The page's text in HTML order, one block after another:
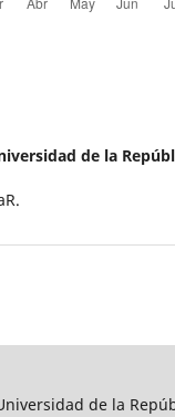
de la
de la